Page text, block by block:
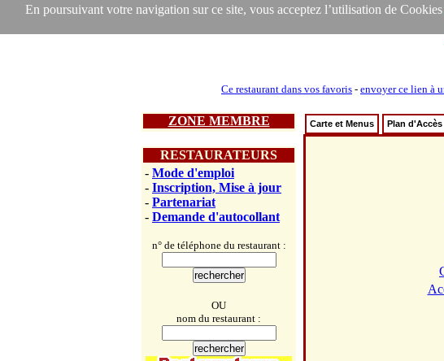
En poursuivant votre navigation sur ce site, vous acceptez l’utilisation de
Ce restaurant dans vos favoris - envoyer ce lien à
ZONE MEMBRE
RESTAURATEURS
- Mode d'emploi
- Inscription, Mise à jour
- Partenariat
- Demande d'autocollant
n° de téléphone du restaurant :
OU
nom du restaurant :
Carte et Menus Plan d'Accès